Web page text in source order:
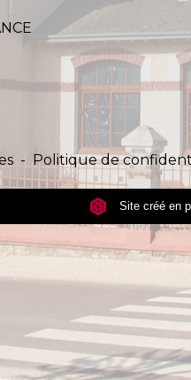
- Politique de
Site créé en